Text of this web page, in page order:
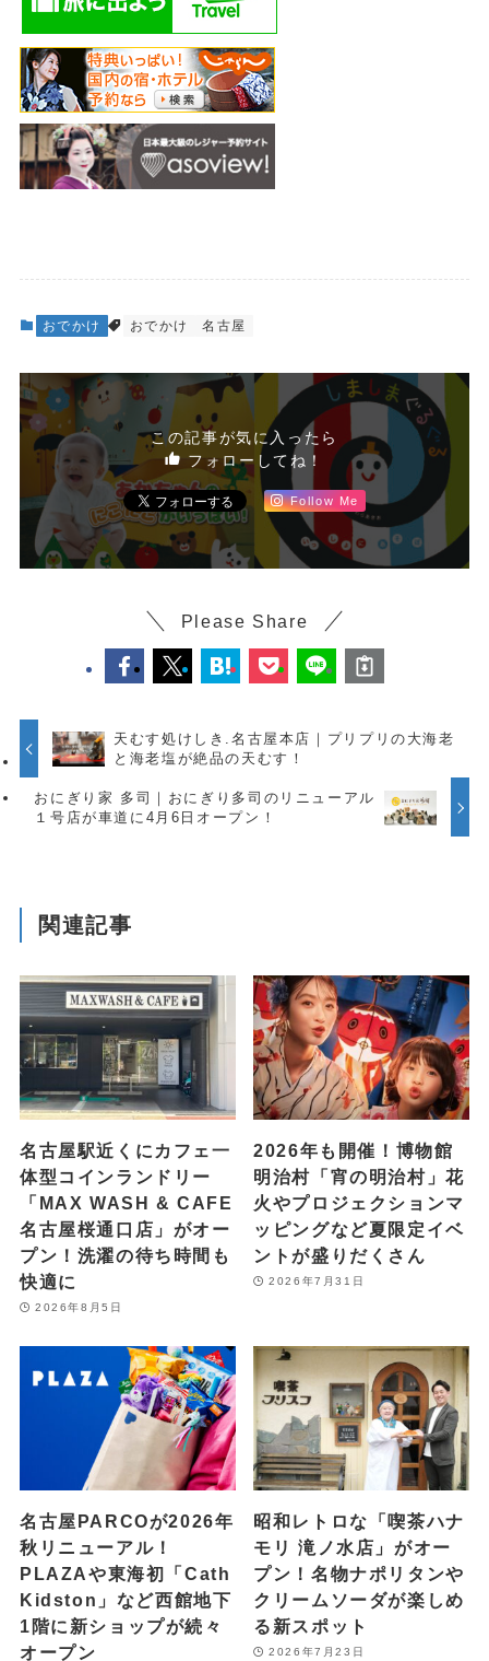
おでかけ おでかけ 名古屋
この記事が気に入ったら
フォローしてね！
Follow Me
Please Share
天むす処けしき.名古屋本店｜プリプリの大海老
と海老塩が絶品の天むす！
おにぎり家 多司｜おにぎり多司のリニューアル
１号店が車道に4月6日オープン！
関連記事
名古屋駅近くにカフェ一
体型コインランドリー
「MAX WASH & CAFE
名古屋桜通口店」がオー
プン！洗濯の待ち時間も
快適に
2026年8月5日
2026年も開催！博物館
明治村「宵の明治村」花
火やプロジェクションマ
ッピングなど夏限定イベ
ントが盛りだくさん
2026年7月31日
名古屋PARCOが2026年
秋リニューアル！
PLAZAや東海初「Cath
Kidston」など西館地下
1階に新ショップが続々
オープン
昭和レトロな「喫茶ハナ
モリ 滝ノ水店」がオー
プン！名物ナポリタンや
クリームソーダが楽しめ
る新スポット
2026年7月23日